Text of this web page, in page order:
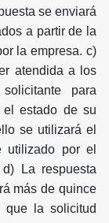
se enviará
a partir de la
la empresa. c)
atendida a los
para
el estado de su
se utilizará el
por el
La respuesta
más de quince
la solicitud